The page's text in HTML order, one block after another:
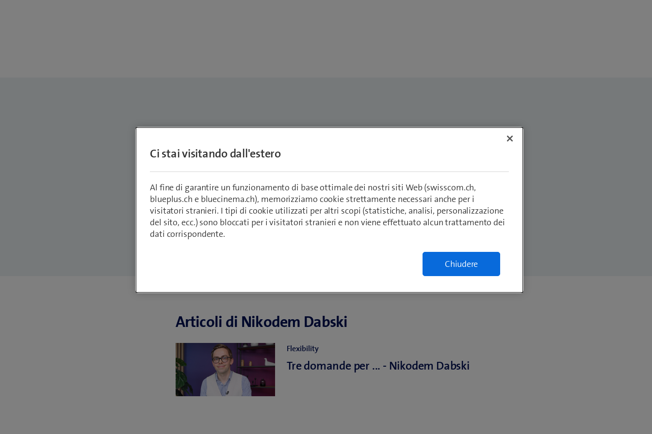
Nikodem Dabski
Staff Software Engineer ＆ Cloud
Advocate
Nikodem.Dabski@swisscom.com
Articoli di Nikodem Dabski
Flexibility
Tre domande per ... - Nikodem Dabski
Ci stai visitando dall'estero
Al fine di garantire un funzionamento di base ottimale dei nostri siti Web (swisscom.ch,
blueplus.ch e bluecinema.ch), memorizziamo cookie strettamente necessari anche per i
visitatori stranieri. I tipi di cookie utilizzati per altri scopi (statistiche, analisi, personalizzazione
del sito, ecc.) sono bloccati per i visitatori stranieri e non viene effettuato alcun trattamento dei
dati corrispondente.
Chiudere